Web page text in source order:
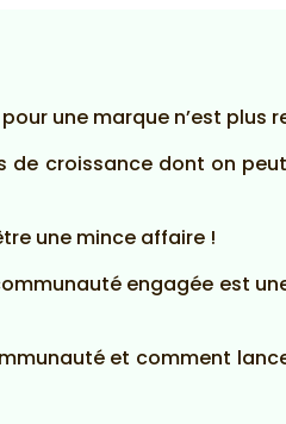
une marque n’est plus
de croissance dont on
une mince affaire !
engagée est
et comment